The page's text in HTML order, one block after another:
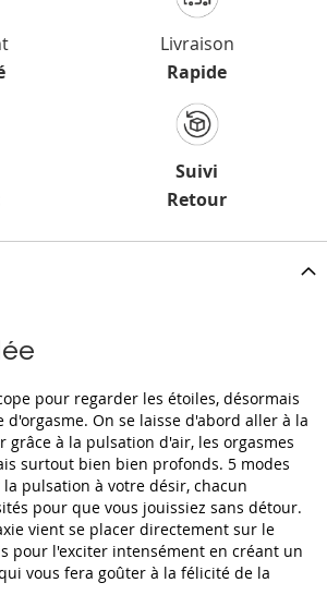
Livraison
Rapide
Suivi
Retour
pour regarder les étoiles, désormais
d'orgasme. On se laisse d'abord aller à la
à la pulsation d'air, les orgasmes
surtout bien bien profonds. 5 modes
pulsation à votre désir, chacun
pour que vous jouissiez sans détour.
vient se placer directement sur le
pour l'exciter intensément en créant un
vous fera goûter à la félicité de la